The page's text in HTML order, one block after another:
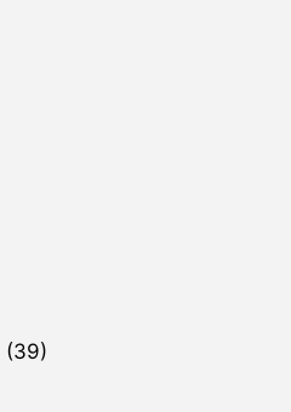
(39)